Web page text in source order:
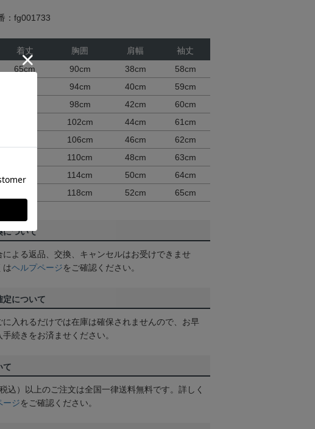
：fg001733
着丈 胸囲 肩幅
袖丈
65cm 90cm 38cm
58cm
94cm 40cm
59cm
98cm 42cm
60cm
102cm 44cm
61cm
106cm 46cm
62cm
110cm 48cm
63cm
114cm 50cm
64cm
118cm 52cm 65cm
について
による返品、交換、キャンセルはお受けできませ
はヘルプページをご確認ください。
定について
に入れるだけでは在庫は確保されませんので、お早
続きをお済ませください。
て
込）以上のご注文は全国一律送料無料です。詳しく
ージをご確認ください。